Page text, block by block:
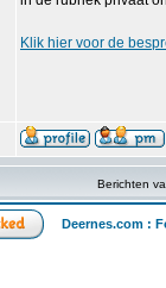
Klik hier voor de
Berichten
Deernes.com :